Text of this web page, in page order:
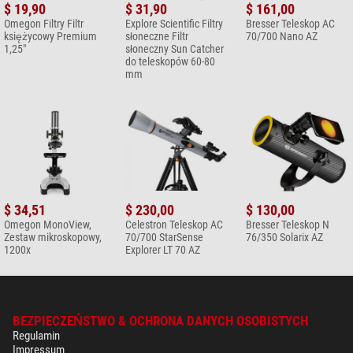
księżycowy Premium 1,25"
$ 19,90*
+ Inne akcesoria w tej kategorii: 4
Omegon Adapter do aparatu
cyfrowego Universal 28-45mm
+ Inne akcesoria w tej kategorii: 1
Wydawnictwa (1)
Omegon Obrotowa mapa
nieba
Omegon Lampka czołowa
LED
$ 19,90
Omegon Filtry Filtr
księżycowy Premium
1,25"
$ 31,90
Explore Scientific Filtry
słoneczne Filtr
słoneczny Sun Catcher
do teleskopów 60-80
mm
$ 161,00
Bresser Teleskop AC
70/700 Nano AZ
$ 34,51
Omegon MonoView,
Zestaw mikroskopowy,
1200x
$ 230,00
Celestron Teleskop AC
70/700 StarSense
Explorer LT 70 AZ
$ 130,00
Bresser Teleskop N
76/350 Solarix AZ
BEZPIECZEŃSTWO & OCHRONA DANYCH OSOBISTYCH
Regulamin
Impressum